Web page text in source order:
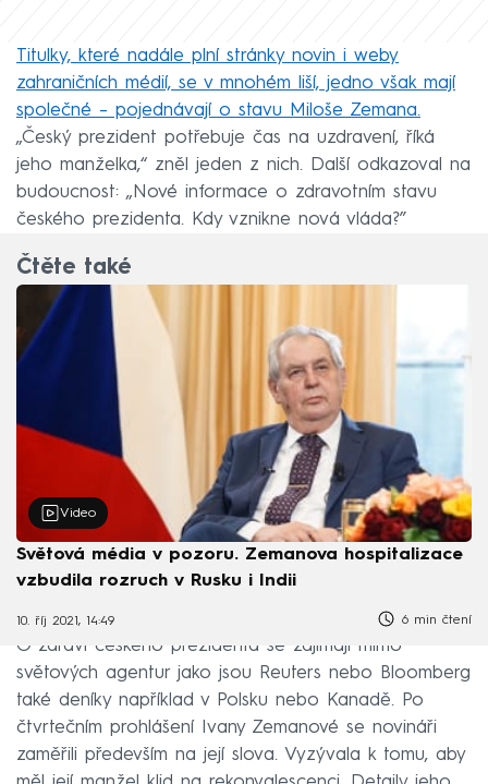
Titulky, které nadále plní stránky novin i weby
zahraničních médií, se v mnohém liší, jedno však mají
společné – pojednávají o stavu Miloše Zemana.
„Český prezident potřebuje čas na uzdravení, říká
jeho manželka,“ zněl jeden z nich. Další odkazoval na
budoucnost: „Nové informace o zdravotním stavu
českého prezidenta. Kdy vznikne nová vláda?”
Čtěte také
Video
Světová média v pozoru. Zemanova hospitalizace
vzbudila rozruch v Rusku i Indii
10. říj 2021, 14:49 6 min čtení
O zdraví českého prezidenta se zajímají mimo
světových agentur jako jsou Reuters nebo Bloomberg
také deníky například v Polsku nebo Kanadě. Po
čtvrtečním prohlášení Ivany Zemanové se novináři
zaměřili především na její slova. Vyzývala k tomu, aby